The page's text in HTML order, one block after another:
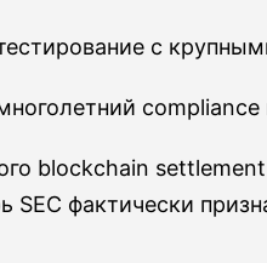
с
compliance
blockchain
SEC фактически